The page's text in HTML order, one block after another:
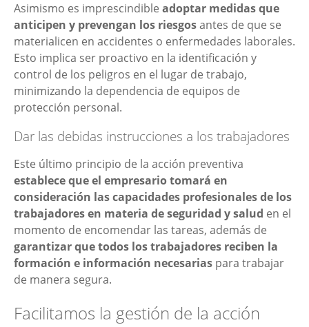
Asimismo es imprescindible adoptar medidas que
anticipen y prevengan los riesgosantes de que se
materialicen en accidentes o enfermedades laborales.
Esto implica ser proactivo en la identificación y
control de los peligros en el lugar de trabajo,
minimizando la dependencia de equipos de
protección personal.
Dar las debidas instrucciones a los trabajadores
Este último principio de la acción preventiva
establece que el empresario tomará en
consideración las capacidades profesionales de los
trabajadores en materia de seguridad y salud en el
momento de encomendar las tareas, además de
garantizar que todos los trabajadores reciben la
formación e información necesarias para trabajar
de manera segura.
Facilitamos la gestión de la acción